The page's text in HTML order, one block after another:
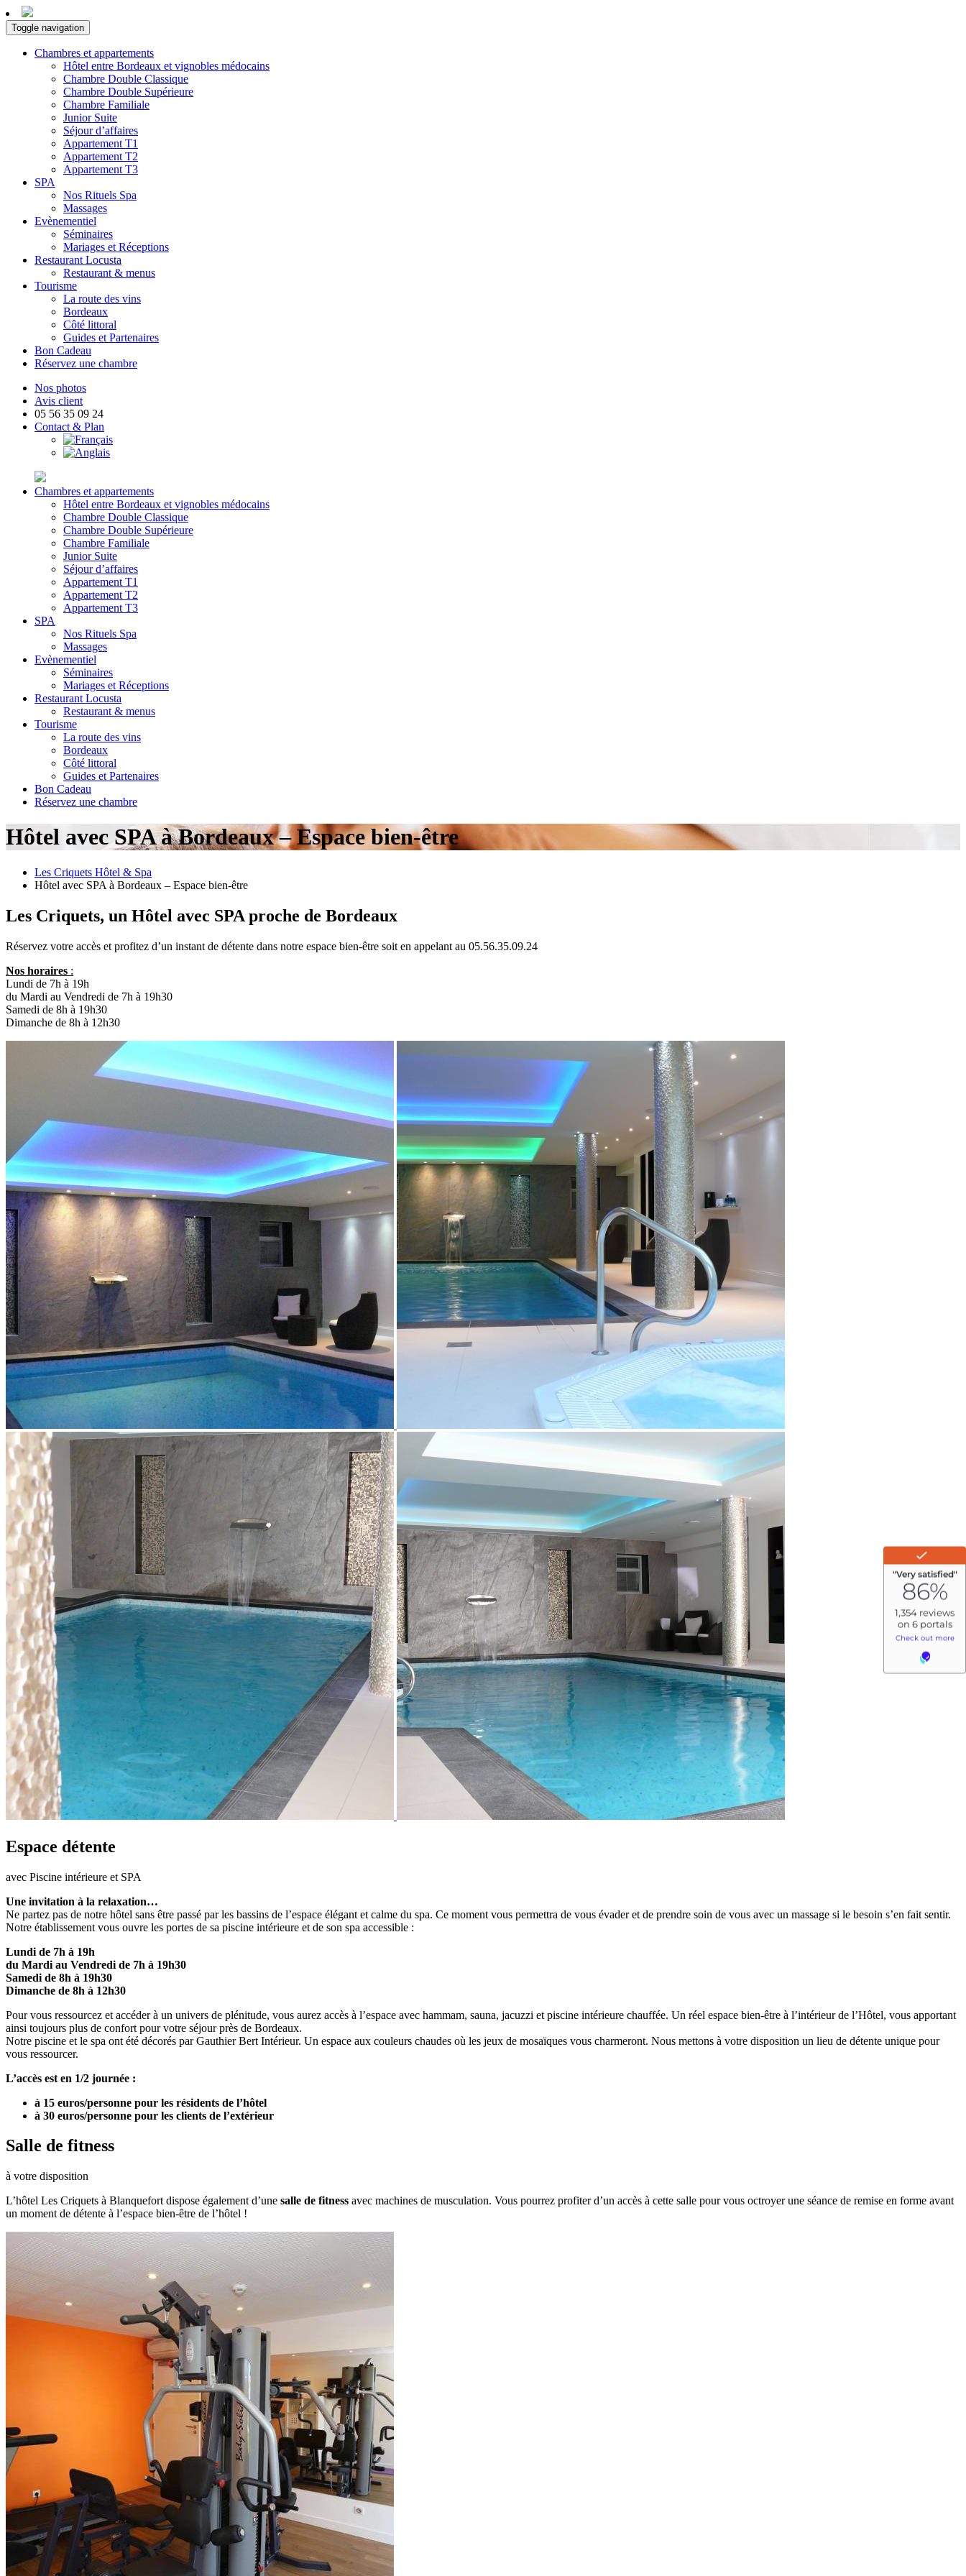
Toggle navigation
Chambres et appartements
Hôtel entre Bordeaux et vignobles médocains
Chambre Double Classique
Chambre Double Supérieure
Chambre Familiale
Junior Suite
Séjour d’affaires
Appartement T1
Appartement T2
Appartement T3
SPA
Nos Rituels Spa
Massages
Evènementiel
Séminaires
Mariages et Réceptions
Restaurant Locusta
Restaurant & menus
Tourisme
La route des vins
Bordeaux
Côté littoral
Guides et Partenaires
Bon Cadeau
Réservez une chambre
Nos photos
Avis client
05 56 35 09 24
Contact & Plan
Chambres et appartements
Hôtel entre Bordeaux et vignobles médocains
Chambre Double Classique
Chambre Double Supérieure
Chambre Familiale
Junior Suite
Séjour d’affaires
Appartement T1
Appartement T2
Appartement T3
SPA
Nos Rituels Spa
Massages
Evènementiel
Séminaires
Mariages et Réceptions
Restaurant Locusta
Restaurant & menus
Tourisme
La route des vins
Bordeaux
Côté littoral
Guides et Partenaires
Bon Cadeau
Réservez une chambre
Hôtel avec SPA à Bordeaux – Espace bien-être
Les Criquets Hôtel & Spa
Hôtel avec SPA à Bordeaux – Espace bien-être
Les Criquets, un Hôtel avec SPA proche de Bordeaux
Réservez votre accès et profitez d’un instant de détente dans notre espace bien-être soit en appelant au 05.56.35.09.24
Nos horaires :
Lundi de 7h à 19h
du Mardi au Vendredi de 7h à 19h30
Samedi de 8h à 19h30
Dimanche de 8h à 12h30
Espace détente
avec Piscine intérieure et SPA
Une invitation à la relaxation…
Ne partez pas de notre hôtel sans être passé par les bassins de l’espace élégant et calme du spa. Ce moment vous permettra de vous évader et de prendre soin de vous avec un massage si le besoin s’en fait sentir.
Notre établissement vous ouvre les portes de sa piscine intérieure et de son spa accessible :
Lundi de 7h à 19h
du Mardi au Vendredi de 7h à 19h30
Samedi de 8h à 19h30
Dimanche de 8h à 12h30
Pour vous ressourcez et accéder à un univers de plénitude, vous aurez accès à l’espace avec hammam, sauna, jacuzzi et piscine intérieure chauffée. Un réel espace bien-être à l’intérieur de l’Hôtel, vous apportant
ainsi toujours plus de confort pour votre séjour près de Bordeaux.
Notre piscine et le spa ont été décorés par Gauthier Bert Intérieur. Un espace aux couleurs chaudes où les jeux de mosaïques vous charmeront. Nous mettons à votre disposition un lieu de détente unique pour
vous ressourcer.
L’accès est en 1/2 journée :
à 15 euros/personne pour les résidents de l’hôtel
à 30 euros/personne pour les clients de l’extérieur
Salle de fitness
à votre disposition
L’hôtel Les Criquets à Blanquefort dispose également d’une salle de fitness avec machines de musculation. Vous pourrez profiter d’un accès à cette salle pour vous octroyer une séance de remise en forme avant
un moment de détente à l’espace bien-être de l’hôtel !